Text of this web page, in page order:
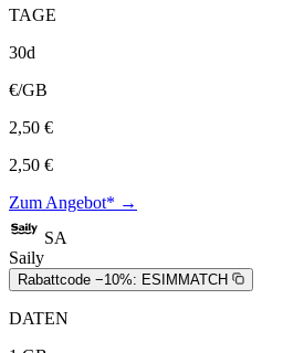
TAGE
30d
€/GB
2,50 €
2,50 €
Zum Angebot* →
SA
Saily
Rabattcode −10%: ESIMMATCH
DATEN